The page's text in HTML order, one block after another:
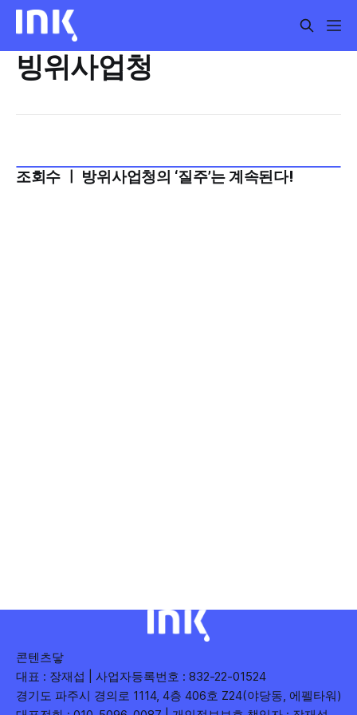
빙위사업청
2023년 3월 2주
조회수 ㅣ 방위사업청의 ‘질주’는 계속된다!
콘텐츠닿
대표 : 장재섭 | 사업자등록번호 : 832-22-01524
경기도 파주시 경의로 1114, 4층 406호 Z24(야당동, 에펠타워)